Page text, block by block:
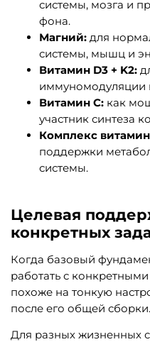
системы, мозга и
фона.
Магний: для
системы, мышц и
Витамин D3 + K2:
иммуномодуляции
Витамин С: как
участник синтеза
Комплекс
поддержки
системы.
Целевая
конкретных
Когда базовый
работать с
похоже на тонкую
после его общей сборки.
Для разных жизненных